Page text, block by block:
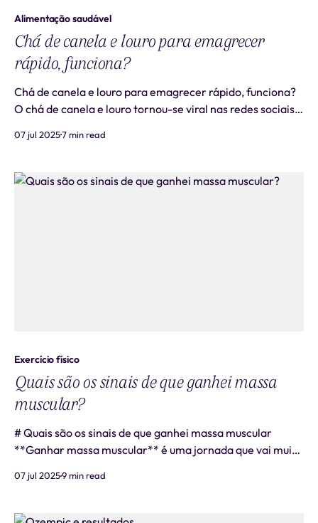
Alimentação saudável
Chá de canela e louro para emagrecer
rápido, funciona?
Chá de canela e louro para emagrecer rápido, funciona?
O chá de canela e louro tornou-se viral nas redes sociais
será que essa combinação realmente funciona? Este guia
verdade sobre essa po
07 jul 20257 min read
Exercício físico
Quais são os sinais de que ganhei massa
muscular?
# Quais são os sinais de que ganhei massa muscular
**Ganhar massa muscular** é uma jornada que vai muito
fundamental na sua saúde a longo prazo. Reconhecer os
manter a motivação e ajustar e
07 jul 20259 min read